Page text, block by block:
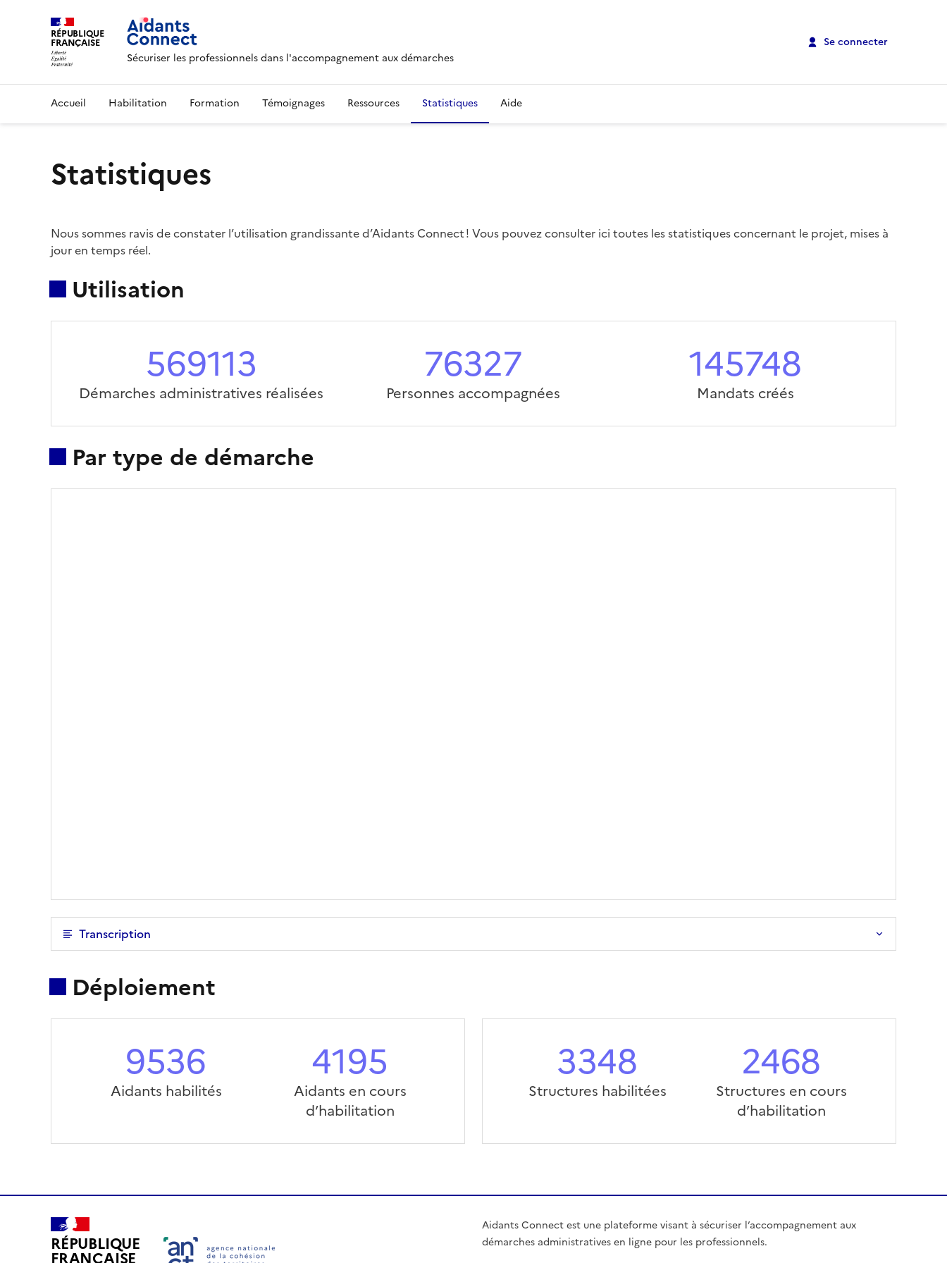
RÉPUBLIQUE
FRANÇAISE
Sécuriser les professionnels dans l'accompagnement aux démarches
Se connecter
Accueil Habilitation Formation Témoignages Ressources Statistiques Aide
Statistiques
Nous sommes ravis de constater l’utilisation grandissante d’Aidants Connect ! Vous pouvez consulter ici toutes les statistiques concernant le projet, mises à
jour en temps réel.
Utilisation
569113
Démarches administratives réalisées
76327
Personnes accompagnées
145748
Mandats créés
Par type de démarche
Transcription
Déploiement
9536
Aidants habilités
4195
Aidants en cours
d’habilitation
3348
Structures habilitées
2468
Structures en cours
d’habilitation
RÉPUBLIQUE
FRANÇAISE
Aidants Connect est une plateforme visant à sécuriser l’accompagnement aux
démarches administratives en ligne pour les professionnels.